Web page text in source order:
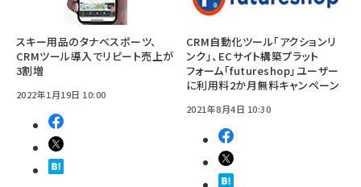
スキー用品のタナベスポーツ、
CRMツール導入でリピート売上が
3割増
2022年1月19日 10:00
CRM自動化ツール「アクションリ
ンク」、ECサイト構築プラット
フォーム「futureshop」ユーザー
に利用料2か月無料キャンペーン
2021年8月4日 10:30